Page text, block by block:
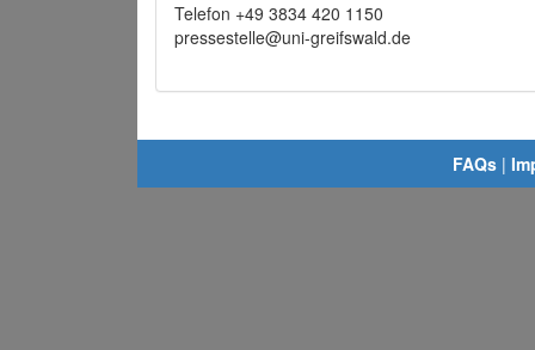
Telefon +49 3834 420 1150
pressestelle@uni-greifswald.de
FAQs |